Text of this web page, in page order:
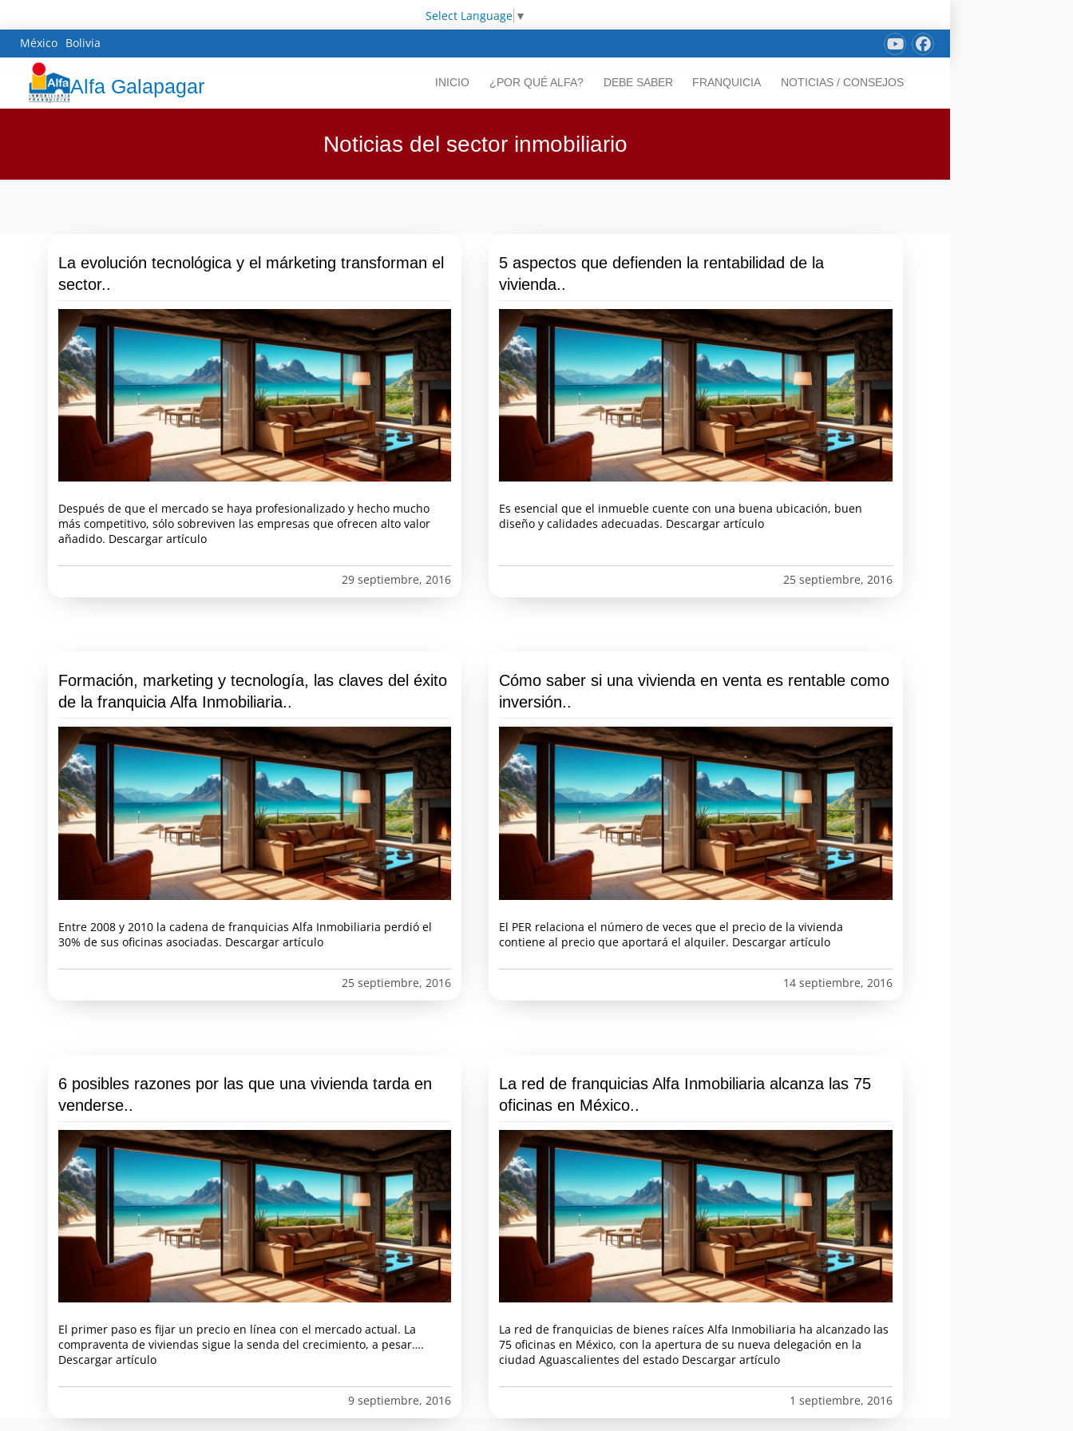
Select Language ▼
México Bolivia
Alfa Galapagar INICIO ¿POR QUÉ ALFA? DEBE SABER FRANQUICIA NOTICIAS / CONSEJOS
Noticias del sector inmobiliario
La evolución tecnológica y el márketing transforman el
sector..
Después de que el mercado se haya profesionalizado y hecho mucho
más competitivo, sólo sobreviven las empresas que ofrecen alto valor
añadido. Descargar artículo
29 septiembre, 2016
5 aspectos que defienden la rentabilidad de la
vivienda..
Es esencial que el inmueble cuente con una buena ubicación, buen
diseño y calidades adecuadas. Descargar artículo
25 septiembre, 2016
Formación, marketing y tecnología, las claves del éxito
de la franquicia Alfa Inmobiliaria..
Entre 2008 y 2010 la cadena de franquicias Alfa Inmobiliaria perdió el
30% de sus oficinas asociadas. Descargar artículo
25 septiembre, 2016
Cómo saber si una vivienda en venta es rentable como
inversión..
El PER relaciona el número de veces que el precio de la vivienda
contiene al precio que aportará el alquiler. Descargar artículo
14 septiembre, 2016
6 posibles razones por las que una vivienda tarda en
venderse..
El primer paso es fijar un precio en línea con el mercado actual. La
compraventa de viviendas sigue la senda del crecimiento, a pesar….
Descargar artículo
9 septiembre, 2016
La red de franquicias Alfa Inmobiliaria alcanza las 75
oficinas en México..
La red de franquicias de bienes raíces Alfa Inmobiliaria ha alcanzado las
75 oficinas en México, con la apertura de su nueva delegación en la
ciudad Aguascalientes del estado Descargar artículo
1 septiembre, 2016